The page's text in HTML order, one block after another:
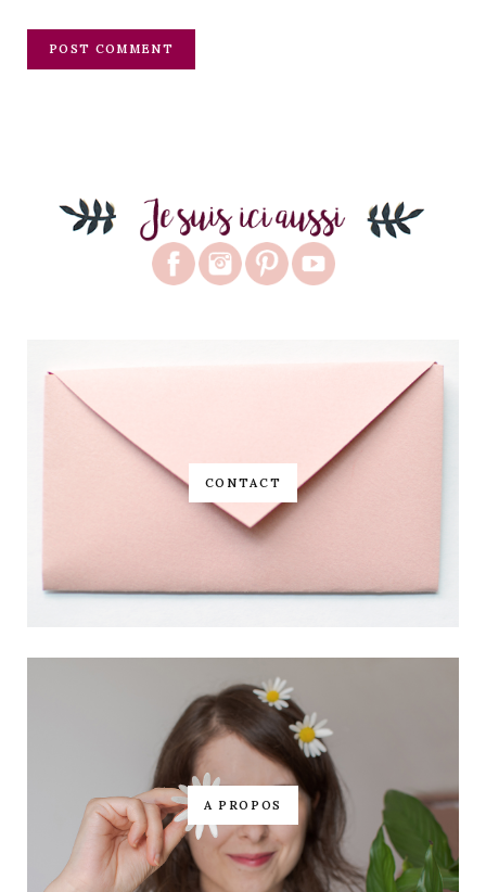
CONTACT
A PROPOS